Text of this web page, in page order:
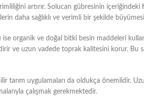
artırır. Solucan gübresinin içeriğindeki
daha sağlıklı ve verimli bir şekilde
ise organik ve doğal bitki besin maddeleri
ve uzun vadede toprak kalitesini korur.
tarım uygulamaları da oldukça önemlidir.
çalışmak gerekmektedir.